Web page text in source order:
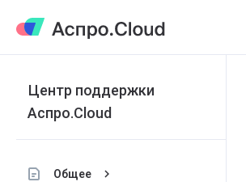
Центр поддержки
Аспро.Cloud
Общее keyboard_arrow_right